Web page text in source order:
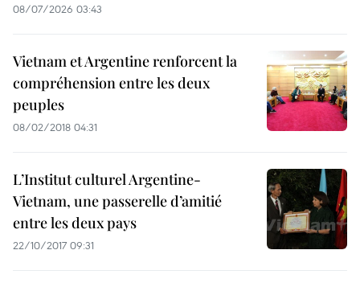
08/07/2026 03:43
Vietnam et Argentine renforcent la
compréhension entre les deux
peuples
08/02/2018 04:31
L’Institut culturel Argentine-
Vietnam, une passerelle d’amitié
entre les deux pays
22/10/2017 09:31